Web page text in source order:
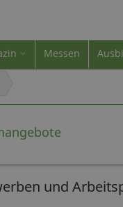
Messen
und